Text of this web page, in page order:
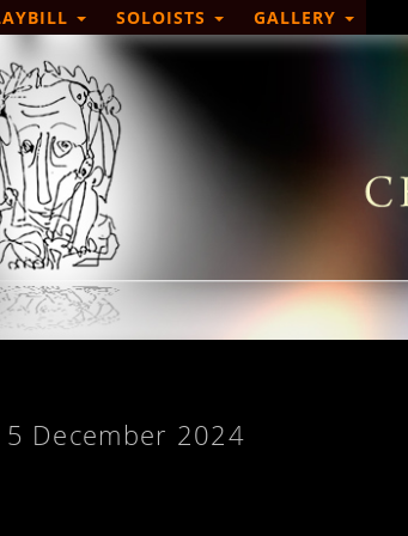
SOLOISTS GALLERY
December 2024